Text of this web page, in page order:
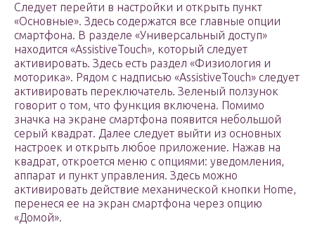
Следует перейти в настройки и открыть пункт
«Основные». Здесь содержатся все главные опции
смартфона. В разделе «Универсальный доступ»
находится «AssistiveTouch», который следует
активировать. Здесь есть раздел «Физиология и
моторика». Рядом с надписью «AssistiveTouch» следует
активировать переключатель. Зеленый ползунок
говорит о том, что функция включена. Помимо
значка на экране смартфона появится небольшой
серый квадрат. Далее следует выйти из основных
настроек и открыть любое приложение. Нажав на
квадрат, откроется меню с опциями: уведомления,
аппарат и пункт управления. Здесь можно
активировать действие механической кнопки Home,
перенеся ее на экран смартфона через опцию
«Домой».